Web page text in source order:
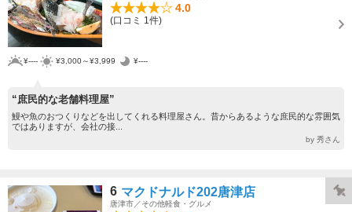
4.0
(口コミ 1件)
¥---- ¥3,000～¥3,999 ¥----
“庶民的な老舗料理屋”
鰻や魚のおつくりなどを出してくれる料理屋さん。昔からあるような庶民的な雰囲気
ではありますが、会社の接...
by 秀さん
6 マクドナルド202唐津店
唐津市／その他軽食・グルメ